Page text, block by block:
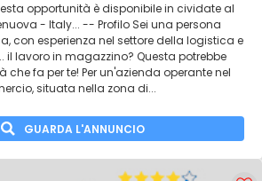
opportunità è disponibile in cividate al
- Italy... -- Profilo Sei una persona
con esperienza nel settore della logistica e
il lavoro in magazzino? Questa potrebbe
che fa per te! Per un'azienda operante nel
situata nella zona di...
GUARDA L'ANNUNCIO